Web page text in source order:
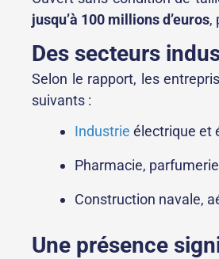
jusqu’à 100 millions d’euros,
Des secteurs
Selon le rapport, les
suivants :
Industrie électrique et
Pharmacie,
Construction navale,
Une présence